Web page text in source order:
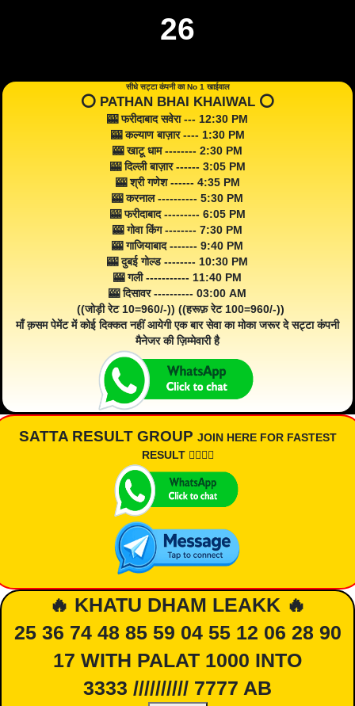
26
सीधे सट्टा कंपनी का No 1 खाईवाल
⭕️ PATHAN BHAI KHAIWAL ⭕️
🎰 फरीदाबाद सवेरा --- 12:30 PM
🎰 कल्याण बाज़ार ---- 1:30 PM
🎰 खाटू धाम -------- 2:30 PM
🎰 दिल्ली बाज़ार ------ 3:05 PM
🎰 श्री गणेश ------ 4:35 PM
🎰 करनाल ---------- 5:30 PM
🎰 फरीदाबाद --------- 6:05 PM
🎰 गोवा किंग -------- 7:30 PM
🎰 गाजियाबाद ------- 9:40 PM
🎰 दुबई गोल्ड -------- 10:30 PM
🎰 गली ----------- 11:40 PM
🎰 दिसावर ---------- 03:00 AM
((जोड़ी रेट 10=960/-)) ((हरूफ़ रेट 100=960/-))
माँ क़सम पेमेंट में कोई दिक्कत नहीं आयेगी एक बार सेवा का मोका जरूर दे सट्टा कंपनी
मैनेजर की ज़िम्मेवारी है
SATTA RESULT GROUP JOIN HERE FOR FASTEST
RESULT 👇🏾👇🏾
🔥 KHATU DHAM LEAKK 🔥
25 36 74 48 85 59 04 55 12 06 28 90
17 WITH PALAT 1000 INTO
3333 ////////// 7777 AB